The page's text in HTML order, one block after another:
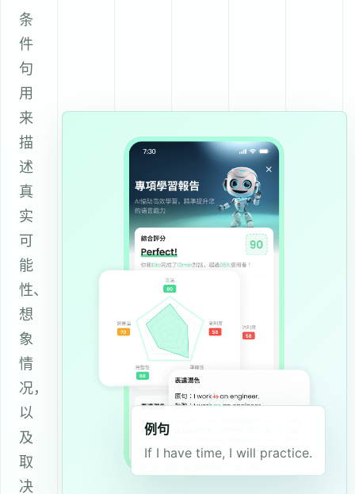
条
件
句
用
来
描
述
真
实
可
能
性、
想
象
情
况，
以
及
取
决
例句
If I have time, I will practice.